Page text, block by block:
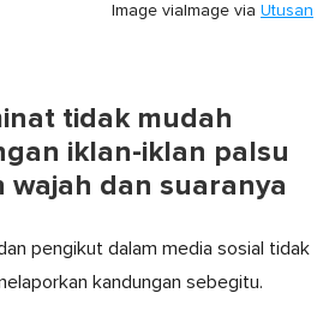
Image via Utusan
Image via
tidak mudah
iklan-iklan palsu
wajah dan suaranya
pengikut dalam media sosial tidak
kandungan sebegitu.